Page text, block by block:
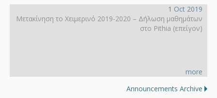
1 Oct 2019
Μετακίνηση το Χειμερινό 2019-2020 – Δήλωση μαθημάτων
στο Pithia (επείγον)
more
Announcements Archive